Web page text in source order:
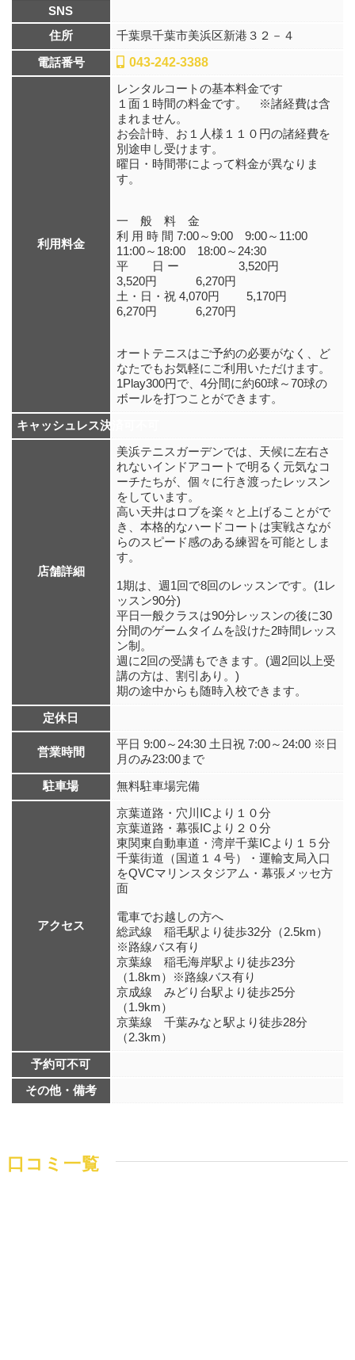
SNS
住所
千葉県千葉市美浜区新港３２－４
電話番号
043-242-3388
利用料金
レンタルコートの基本料金です
１面１時間の料金です。 ※諸経費は含
まれません。
お会計時、お１人様１１０円の諸経費を
別途申し受けます。
曜日・時間帯によって料金が異なりま
す。
一 般 料 金
利 用 時 間 7:00～9:00 9:00～11:00
11:00～18:00 18:00～24:30
平 日 ー 3,520円
3,520円 6,270円
土・日・祝 4,070円 5,170円
6,270円 6,270円
オートテニスはご予約の必要がなく、ど
なたでもお気軽にご利用いただけます。
1Play300円で、4分間に約60球～70球の
ボールを打つことができます。
キャッシュレス決済可不可
店舗詳細
美浜テニスガーデンでは、天候に左右さ
れないインドアコートで明るく元気なコ
ーチたちが、個々に行き渡ったレッスン
をしています。
高い天井はロブを楽々と上げることがで
き、本格的なハードコートは実戦さなが
らのスピード感のある練習を可能としま
す。
1期は、週1回で8回のレッスンです。(1レ
ッスン90分)
平日一般クラスは90分レッスンの後に30
分間のゲームタイムを設けた2時間レッス
ン制。
週に2回の受講もできます。(週2回以上受
講の方は、割引あり。)
期の途中からも随時入校できます。
定休日
営業時間
平日 9:00～24:30 土日祝 7:00～24:00 ※日
月のみ23:00まで
駐車場
無料駐車場完備
アクセス
京葉道路・穴川ICより１０分
京葉道路・幕張ICより２０分
東関東自動車道・湾岸千葉ICより１５分
千葉街道（国道１４号）・運輸支局入口
をQVCマリンスタジアム・幕張メッセ方
面
電車でお越しの方へ
総武線 稲毛駅より徒歩32分（2.5km）
※路線バス有り
京葉線 稲毛海岸駅より徒歩23分
（1.8km）※路線バス有り
京成線 みどり台駅より徒歩25分
（1.9km）
京葉線 千葉みなと駅より徒歩28分
（2.3km）
予約可不可
その他・備考
口コミ一覧